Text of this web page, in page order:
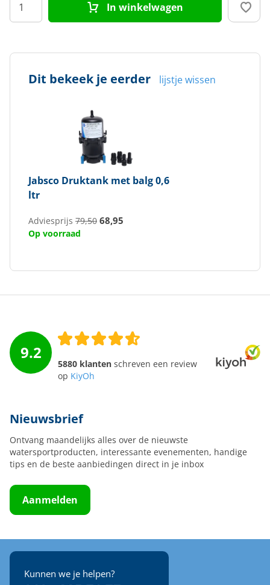
In winkelwagen
Dit bekeek je eerder lijstje wissen
Jabsco Druktank met balg 0,6
ltr
Adviesprijs 79,50 68,95
Op voorraad
9.2
5880 klanten schreven een review
op KiyOh
Nieuwsbrief
Ontvang maandelijks alles over de nieuwste
watersportproducten, interessante evenementen, handige
tips en de beste aanbiedingen direct in je inbox
Aanmelden
Kunnen we je helpen?